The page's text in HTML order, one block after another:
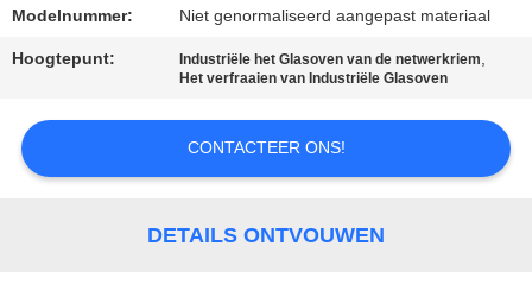
VRAAG
OFFERTE
Modelnummer: Niet genormaliseerd aangepast materiaal
Hoogtepunt: Industriële het Glasoven van de netwerkriem,
Het verfraaien van Industriële Glasoven
CONTACTEER ONS!
DETAILS ONTVOUWEN